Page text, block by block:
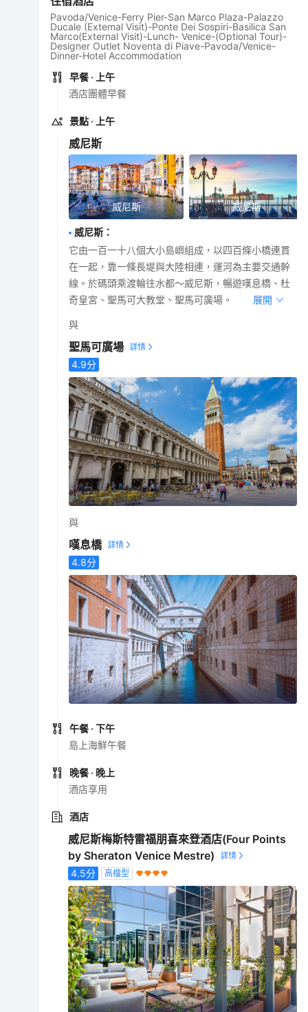
Pavoda/Venice-Ferry Pier-San Marco Plaza-Palazzo
Ducale (Extemal Visit)-Ponte Dei Sospiri-Basilica San
Marco(External Visit)-Lunch- Venice-(Optional Tour)-
Designer Outlet Noventa di Piave-Pavoda/Venice-
Dinner-Hotel Accommodation
早餐 · 上午
酒店團體早餐
景點 · 上午
威尼斯
威尼斯 威尼斯
威尼斯 ：
它由一百一十八個大小島嶼組成，以四百條小橋連貫
在一起，靠一條長堤與大陸相連，運河為主要交通幹
線。於碼頭乘渡輪往水都～威尼斯，暢遊嘆息橋、杜
奇皇宮、聖馬可大教堂、聖馬可廣場。
展開
與
聖馬可廣場
4.9分
與
嘆息橋
4.8分
午餐 · 下午
島上海鮮午餐
晚餐 · 晚上
酒店享用
酒店
威尼斯梅斯特雷福朋喜來登酒店(Four Points
by Sheraton Venice Mestre)
4.5分 高檔型